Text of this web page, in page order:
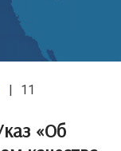
11
«Об